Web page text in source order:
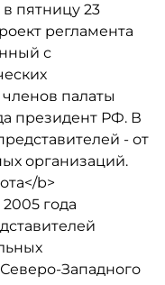
пятницу 23
регламента
с
палаты
президент РФ. В
- от
организаций.
b>
года
Западного